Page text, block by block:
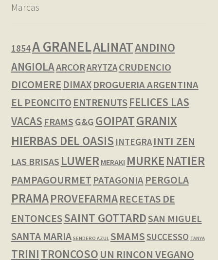
Marcas
1854A GRANELALINATANDINO
ANGIOLAARCORARYTZACRUDENCIO
DICOMERE DIMAX DROGUERIA ARGENTINA
EL PEONCITO ENTRENUTSFELICES LAS
VACAS FRAMS G&G GOIPATGRANIX
HIERBAS DEL OASIS INTEGRA INTI ZEN
LAS BRISAS LUWER MERAKI MURKENATIER
PAMPAGOURMET PATAGONIA PERGOLA
PRAMAPROVEFARMARECETAS DE
ENTONCESSAINT GOTTARDSAN MIGUEL
SANTA MARIA SENDERO AZUL SMAMSSUCCESSO TANYA
TRINI TRONCOSO UN RINCON VEGANO